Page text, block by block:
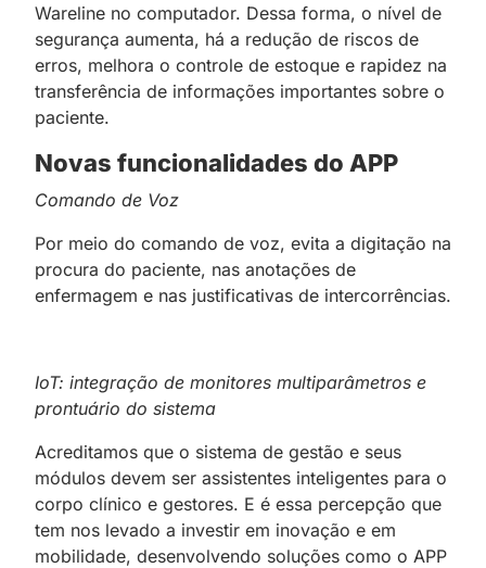
Wareline no computador. Dessa forma, o nível de
segurança aumenta, há a redução de riscos de
erros, melhora o controle de estoque e rapidez na
transferência de informações importantes sobre o
paciente.
Novas funcionalidades do APP
Comando de Voz
Por meio do comando de voz, evita a digitação na
procura do paciente, nas anotações de
enfermagem e nas justificativas de intercorrências.
IoT: integração de monitores multiparâmetros e
prontuário do sistema
Acreditamos que o sistema de gestão e seus
módulos devem ser assistentes inteligentes para o
corpo clínico e gestores. E é essa percepção que
tem nos levado a investir em inovação e em
mobilidade, desenvolvendo soluções como o APP